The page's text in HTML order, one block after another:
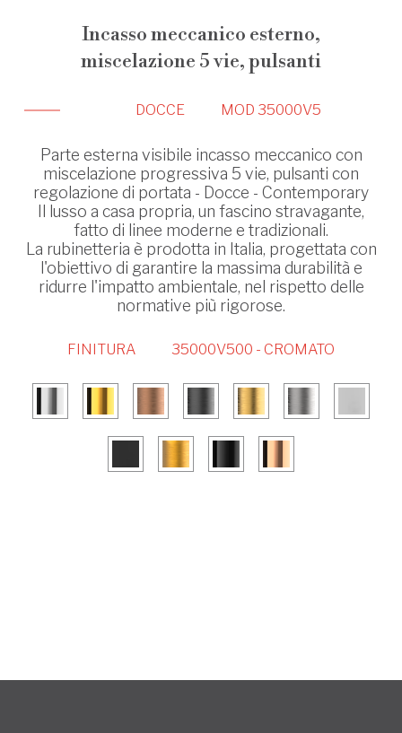
Incasso meccanico esterno,
miscelazione 5 vie, pulsanti
DOCCE MOD 35000V5
Parte esterna visibile incasso meccanico con
miscelazione progressiva 5 vie, pulsanti con
regolazione di portata - Docce - Contemporary
Il lusso a casa propria, un fascino stravagante,
fatto di linee moderne e tradizionali.
La rubinetteria è prodotta in Italia, progettata con
l'obiettivo di garantire la massima durabilità e
ridurre l'impatto ambientale, nel rispetto delle
normative più rigorose.
FINITURA 35000V500 - CROMATO